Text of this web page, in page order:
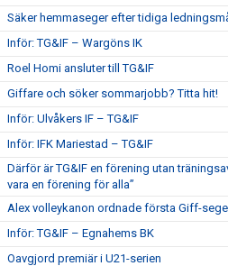
Säker hemmaseger efter tidiga
Inför: TG&IF – Wargöns IK
Roel Homi ansluter till TG&IF
Giffare och söker sommarjobb? Titta hit!
Inför: Ulvåkers IF – TG&IF
Inför: IFK Mariestad – TG&IF
Därför är TG&IF en förening utan
vara en förening för alla”
Alex volleykanon ordnade första Giff-
Inför: TG&IF – Egnahems BK
Oavgjord premiär i U21-serien